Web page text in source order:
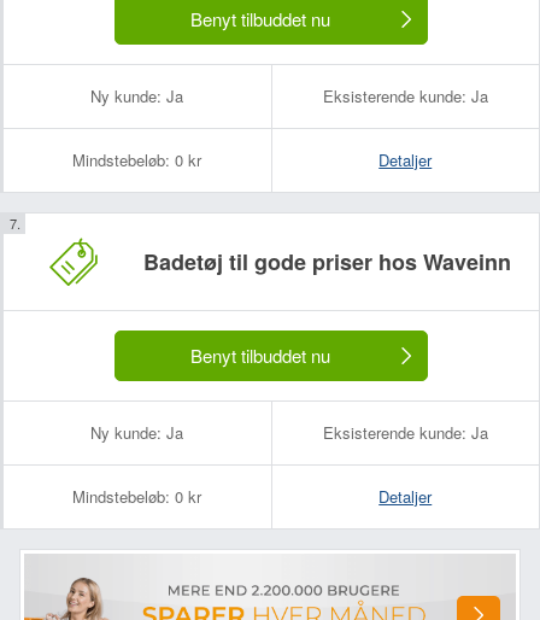
Benyt tilbuddet nu
Ny kunde: Ja Eksisterende kunde: Ja
Mindstebeløb: 0 kr Detaljer
Badetøj til gode priser hos Waveinn
Benyt tilbuddet nu
Ny kunde: Ja Eksisterende kunde: Ja
Mindstebeløb: 0 kr Detaljer